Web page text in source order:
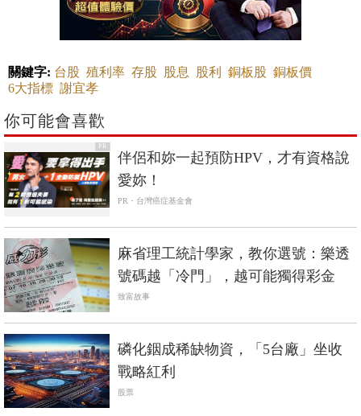
關鍵字: 台股 殖利率 存股 股息 股利 銅板股 銅板價
6大指標 謝宜孝
你可能會喜歡
PR
伴侶和妳一起預防HPV，才有資格說
愛妳！
PR・台灣癌症基金會
麻省理工統計學家，教你選號：樂透
號碼越「冷門」，越可能獨得彩金
致富故事
磷化銦成稀缺物資，「5台廠」坐收
戰略紅利
股票